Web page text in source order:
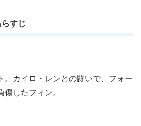
すじ
。カイロ・レンとの闘いで、フォー
したフィン。